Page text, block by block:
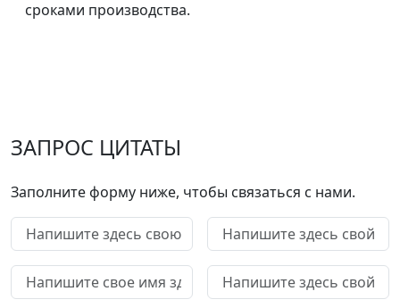
сроками производства.
ЗАПРОС ЦИТАТЫ
Заполните форму ниже, чтобы связаться с нами.